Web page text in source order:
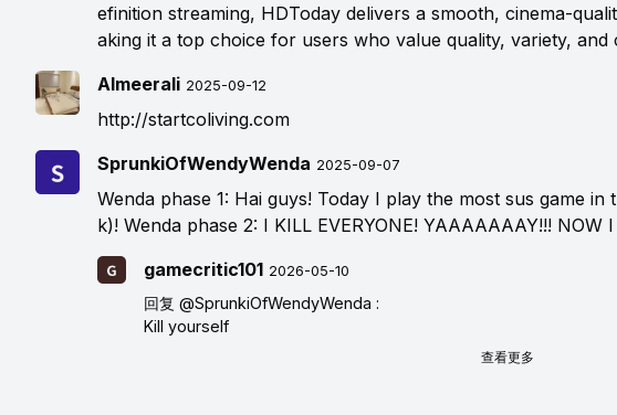
efinition streaming, HDToday delivers a smooth, cinema-
aking it a top choice for users who value quality, variety, and
Almeerali 2025-09-12
http://startcoliving.com
SprunkiOfWendyWenda 2025-09-07
Wenda phase 1: Hai guys! Today I play the most sus game
k)! Wenda phase 2: I KILL EVERYONE! YAAAAAAAY!!! NOW
gamecritic101 2026-05-10
回复 @SprunkiOfWendyWenda :
Kill yourself
查看更多